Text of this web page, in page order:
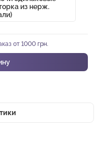
из нерж.
от 1000 грн.